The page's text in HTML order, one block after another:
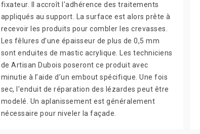
fixateur. Il accroît l'adhérence des traitements
appliqués au support. La surface est alors prête à
recevoir les produits pour combler les crevasses.
Les fêlures d’une épaisseur de plus de 0,5 mm
sont enduites de mastic acrylique. Les techniciens
de Artisan Dubois poseront ce produit avec
minutie à l’aide d’un embout spécifique. Une fois
sec, l'enduit de réparation des lézardes peut être
modelé. Un aplanissement est généralement
nécessaire pour niveler la façade.